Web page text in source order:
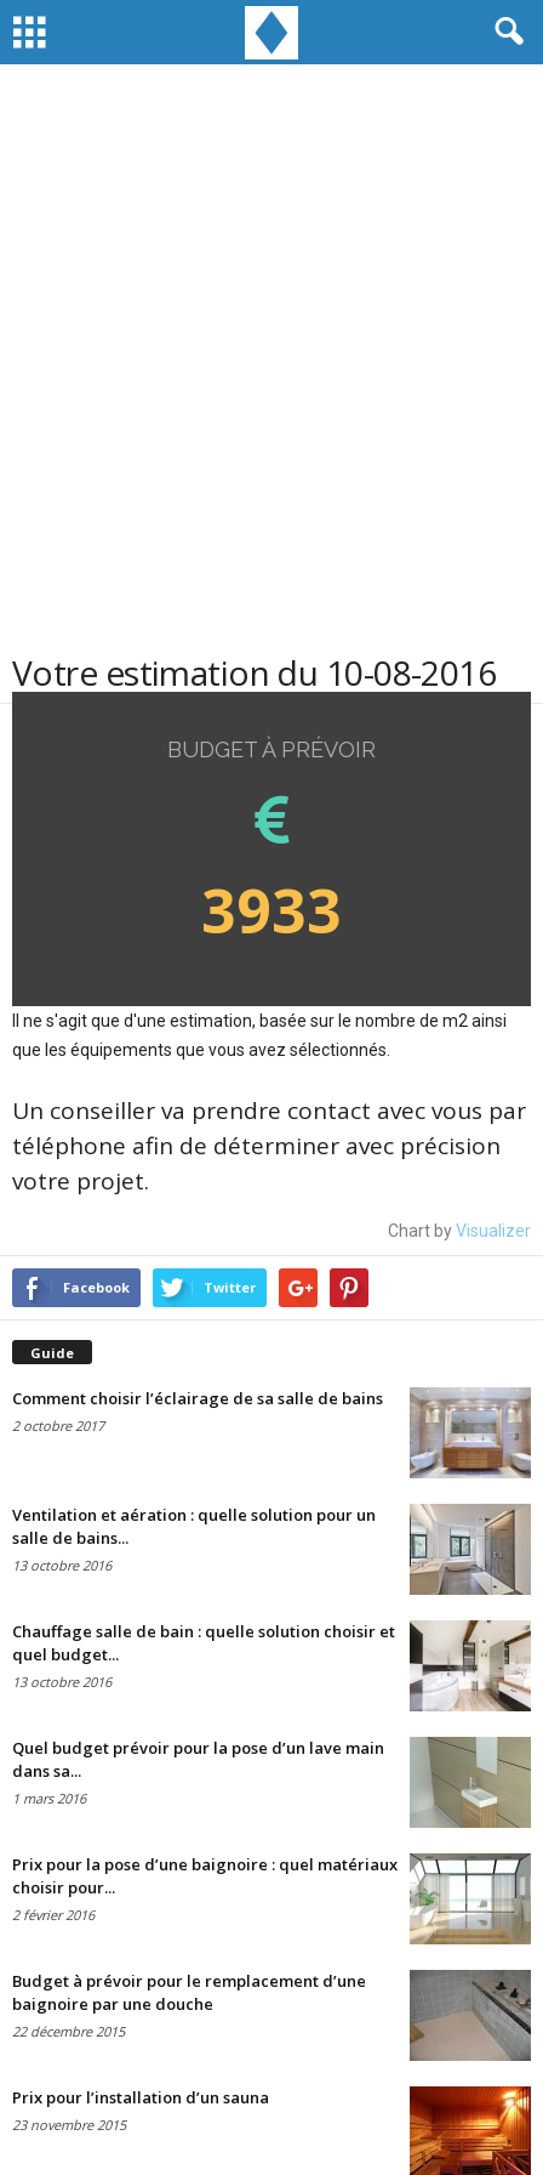
Votre estimation du 10-08-2016
BUDGET À PRÉVOIR
3933
Il ne s'agit que d'une estimation, basée sur le nombre de m2 ainsi
que les équipements que vous avez sélectionnés.
Un conseiller va prendre contact avec vous par
téléphone afin de déterminer avec précision
votre projet.
Chart byVisualizer
Facebook Twitter
Guide
Comment choisir l’éclairage de sa salle de bains
2 octobre 2017
Ventilation et aération : quelle solution pour un
salle de bains...
13 octobre 2016
Chauffage salle de bain : quelle solution choisir et
quel budget...
13 octobre 2016
Quel budget prévoir pour la pose d’un lave main
dans sa...
1 mars 2016
Prix pour la pose d’une baignoire : quel matériaux
choisir pour...
2 février 2016
Budget à prévoir pour le remplacement d’une
baignoire par une douche
22 décembre 2015
Prix pour l’installation d’un sauna
23 novembre 2015